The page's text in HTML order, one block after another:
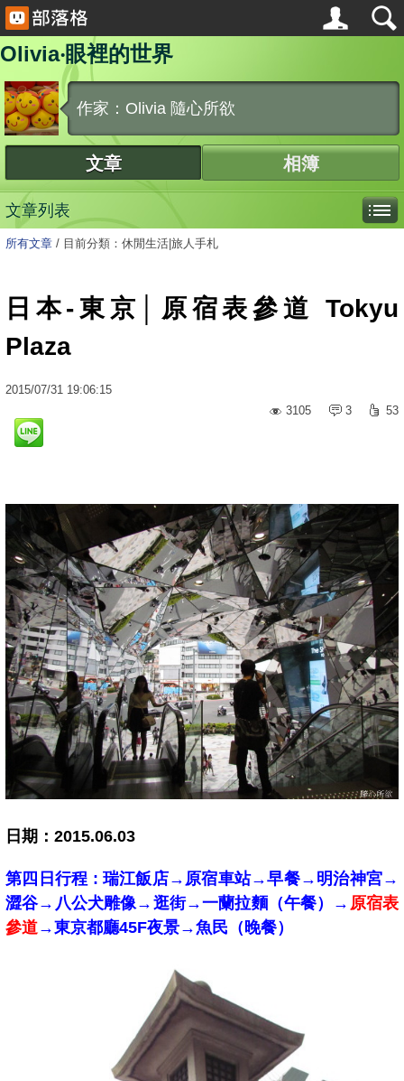
Olivia‧眼裡的世界
作家：Olivia 隨心所欲
文章 相簿
文章列表
所有文章 / 目前分類：休閒生活|旅人手札
日本-東京│原宿表參道 Tokyu
Plaza
2015/07/31 19:06:15
3105
3 53
日期：2015.06.03
第四日行程 : 瑞江飯店→原宿車站→早餐→ 明治神宮→
澀谷→八公犬雕像→逛街→一蘭拉麵（午餐）→ 原宿表
參道→東京都廳45F夜景→魚民（晚餐）